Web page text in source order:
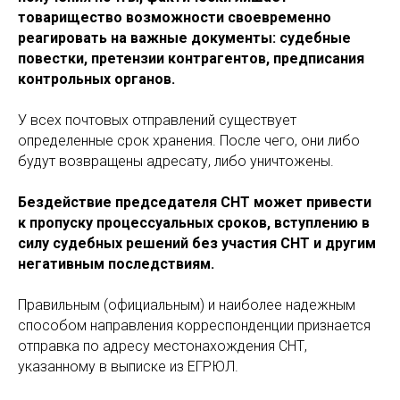
товарищество возможности своевременно
реагировать на важные документы: судебные
повестки, претензии контрагентов, предписания
контрольных органов.
У всех почтовых отправлений существует
определенные срок хранения. После чего, они либо
будут возвращены адресату, либо уничтожены.
Бездействие председателя СНТ может привести
к пропуску процессуальных сроков, вступлению в
силу судебных решений без участия СНТ и другим
негативным последствиям.
Правильным (официальным) и наиболее надежным
способом направления корреспонденции признается
отправка по адресу местонахождения СНТ,
указанному в выписке из ЕГРЮЛ.